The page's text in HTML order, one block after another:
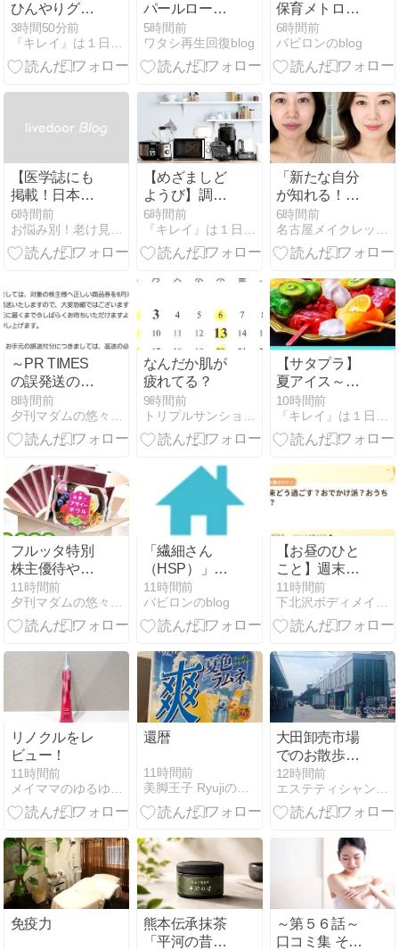
ひんやりグッ
ズ～ベルモン
ド、ロゴス、
ドン・キホー
3時間50分前
パールローシ
ョン/ベーシッ
ク パールミル
ク」
5時間前
ワタシ再生回復blog
保育メトロの
違い｜人間関
係を変える
か、上京して
6時間前
バビロンのblog
【医学誌にも
掲載！日本初
の成分をW配
合「リペアジ
ェル トライア
6時間前
【めざましど
ようび】調理
家電～レコル
ト自動調理ポ
ット、Ninjaク
6時間前
「新たな自分
が知れる！」
カラー＆骨格
診断で見つけ
た、私に似合
6時間前
～PR TIMES
の誤発送のそ
の後～
8時間前
なんだか肌が
疲れてる？
9時間前
【サタプラ】
夏アイス～サ
クレ、パピ
コ、ガリガリ
君～
10時間前
フルッタ特別
株主優待やっ
と申し込み！
やっぱりアサ
イー気になる♪
11時間前
夕刊マダムの悠々優待生活
「繊細さん
（HSP）」は
仕事が辛い？
向いてる環境
の選び方と強
ツ
11時間前
バビロンのblog
【お昼のひと
こと】週末ど
う過ごす？お
でかけ派？お
うち派？
11時間前
下北沢ボディメイクフラ骨盤矯正 Mioの毎日
リノクルをレ
ビュー！
11時間前
メイママのゆるゆる美活＊2人目妊活ブログ
還暦
11時間前
美脚王子 RyujiのHaveahealthyday!
大田卸売市場
でのお散歩ラ
ンチ
12時間前
エステティシャンの総合アンチエイジング
免疫力
熊本伝承抹茶
「平河の昔」
～第５６話～
口コミ集 その